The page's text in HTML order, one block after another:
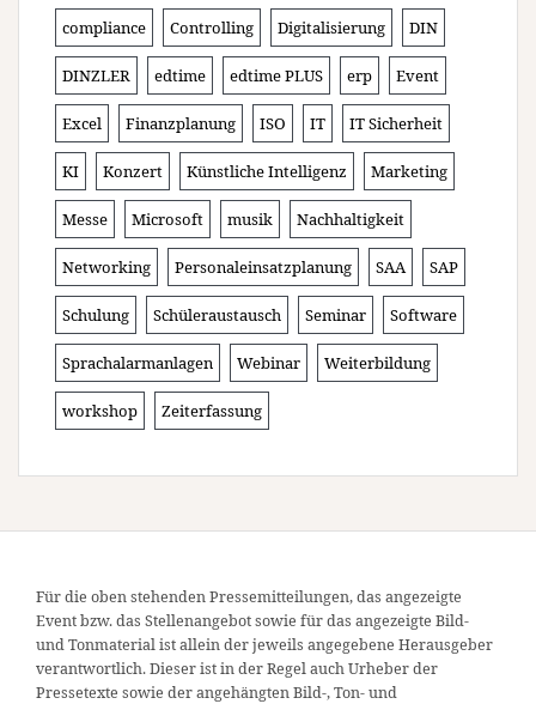
compliance Controlling Digitalisierung DIN
DINZLER edtime edtime PLUS erp Event
Excel Finanzplanung ISO IT IT Sicherheit
KI Konzert Künstliche Intelligenz Marketing
Messe Microsoft musik Nachhaltigkeit
Networking Personaleinsatzplanung SAA SAP
Schulung Schüleraustausch Seminar Software
Sprachalarmanlagen Webinar Weiterbildung
workshop Zeiterfassung
Für die oben stehenden Pressemitteilungen, das angezeigte
Event bzw. das Stellenangebot sowie für das angezeigte Bild-
und Tonmaterial ist allein der jeweils angegebene Herausgeber
verantwortlich. Dieser ist in der Regel auch Urheber der
Pressetexte sowie der angehängten Bild-, Ton- und